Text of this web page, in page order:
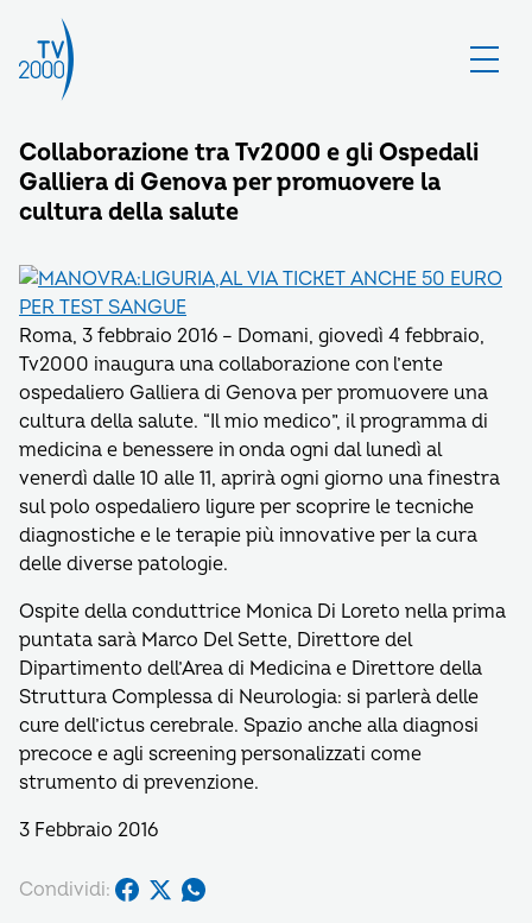
Collaborazione tra Tv2000 e gli Ospedali
Galliera di Genova per promuovere la
cultura della salute
Roma, 3 febbraio 2016 – Domani, giovedì 4 febbraio,
Tv2000 inaugura una collaborazione con l’ente
ospedaliero Galliera di Genova per promuovere una
cultura della salute. “Il mio medico”, il programma di
medicina e benessere in onda ogni dal lunedì al
venerdì dalle 10 alle 11, aprirà ogni giorno una finestra
sul polo ospedaliero ligure per scoprire le tecniche
diagnostiche e le terapie più innovative per la cura
delle diverse patologie.
Ospite della conduttrice Monica Di Loreto nella prima
puntata sarà Marco Del Sette, Direttore del
Dipartimento dell’Area di Medicina e Direttore della
Struttura Complessa di Neurologia: si parlerà delle
cure dell’ictus cerebrale. Spazio anche alla diagnosi
precoce e agli screening personalizzati come
strumento di prevenzione.
3 Febbraio 2016
Condividi: